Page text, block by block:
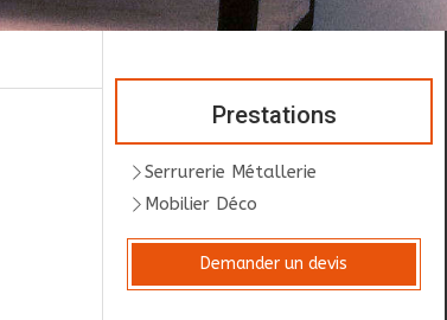
Prestations
Serrurerie Métallerie
Mobilier Déco
Demander un devis